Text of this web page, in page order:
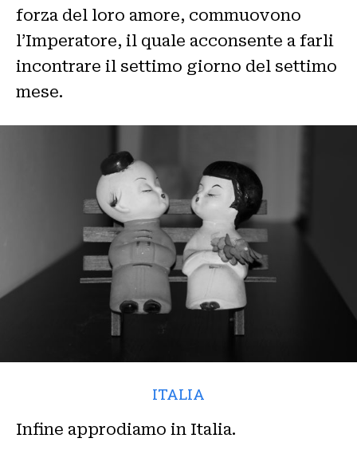
forza del loro amore, commuovono
l’Imperatore, il quale acconsente a farli
incontrare il settimo giorno del settimo
mese.
ITALIA
Infine approdiamo in Italia.